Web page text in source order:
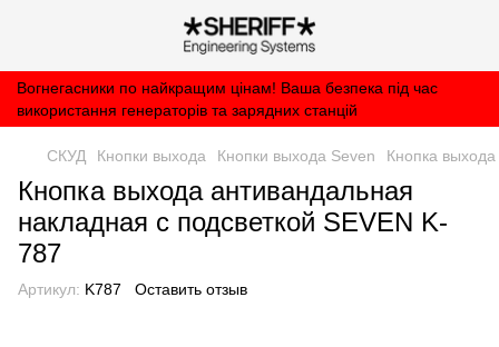
Вогнегасники по найкращим цінам! Ваша безпека під час
використання генераторів та зарядних станцій
СКУД Кнопки выхода Кнопки выхода Seven Кнопка
Кнопка выхода антивандальная
накладная с подсветкой SEVEN K-
787
Артикул: K787 Оставить отзыв